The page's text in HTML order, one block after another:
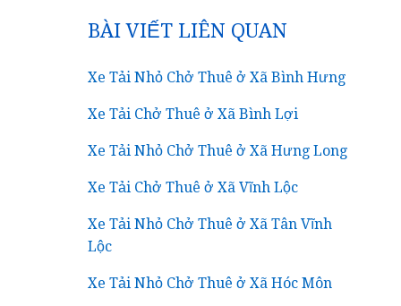
BÀI VIẾT LIÊN QUAN
Xe Tải Nhỏ Chở Thuê ở Xã Bình Hưng
Xe Tải Chở Thuê ở Xã Bình Lợi
Xe Tải Nhỏ Chở Thuê ở Xã Hưng Long
Xe Tải Chở Thuê ở Xã Vĩnh Lộc
Xe Tải Nhỏ Chở Thuê ở Xã Tân Vĩnh
Lộc
Xe Tải Nhỏ Chở Thuê ở Xã Hóc Môn